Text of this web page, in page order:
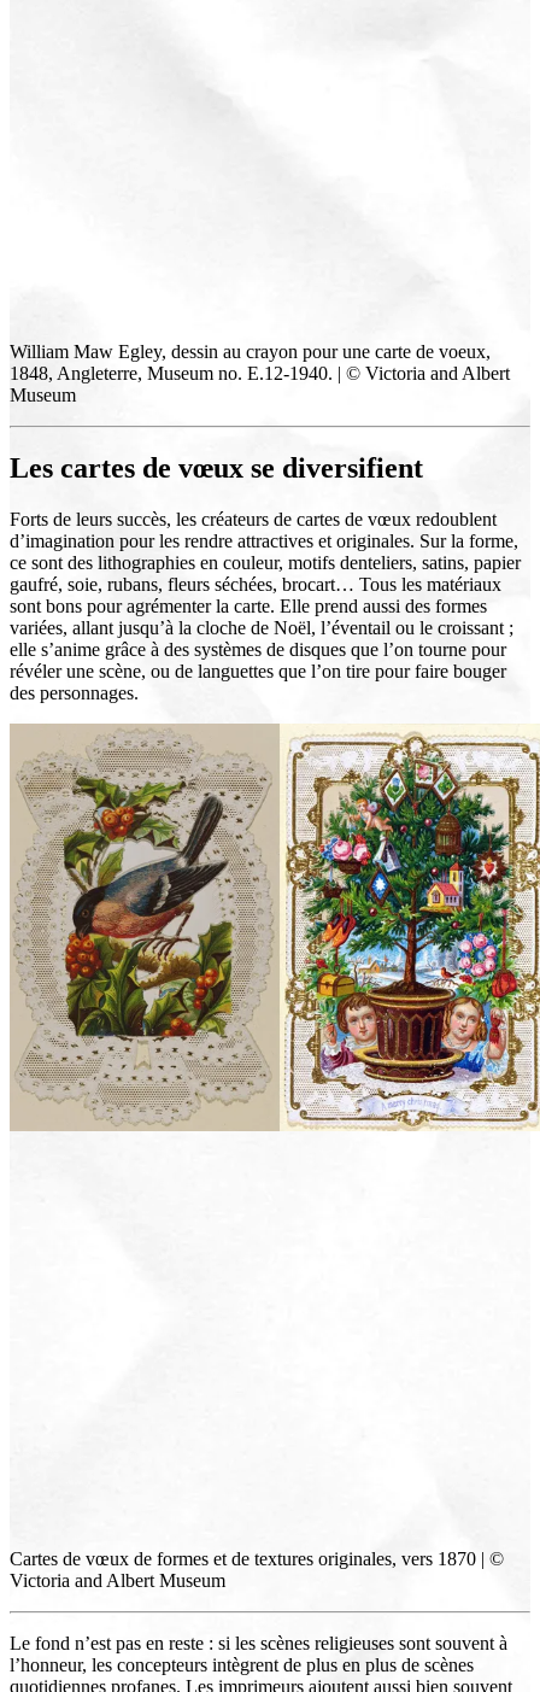
William Maw Egley, dessin au crayon pour une carte de voeux,
1848, Angleterre, Museum no. E.12-1940. | © Victoria and Albert
Museum
Les cartes de vœux se diversifient
Forts de leurs succès, les créateurs de cartes de vœux redoublent
d’imagination pour les rendre attractives et originales. Sur la forme,
ce sont des lithographies en couleur, motifs denteliers, satins, papier
gaufré, soie, rubans, fleurs séchées, brocart… Tous les matériaux
sont bons pour agrémenter la carte. Elle prend aussi des formes
variées, allant jusqu’à la cloche de Noël, l’éventail ou le croissant ;
elle s’anime grâce à des systèmes de disques que l’on tourne pour
révéler une scène, ou de languettes que l’on tire pour faire bouger
des personnages.
Cartes de vœux de formes et de textures originales, vers 1870 | ©
Victoria and Albert Museum
Le fond n’est pas en reste : si les scènes religieuses sont souvent à
l’honneur, les concepteurs intègrent de plus en plus de scènes
quotidiennes profanes. Les imprimeurs ajoutent aussi bien souvent